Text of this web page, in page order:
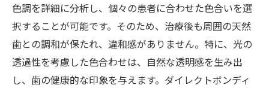
色調を詳細に分析し、個々の患者に合わせた色合いを選
択することが可能です。そのため、治療後も周囲の天然
歯との調和が保たれ、違和感がありません。特に、光の
透過性を考慮した色合わせは、自然な透明感を生み出
し、歯の健康的な印象を与えます。ダイレクトボンディ